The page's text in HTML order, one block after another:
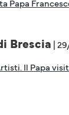
Papa
Brescia |
Il Papa